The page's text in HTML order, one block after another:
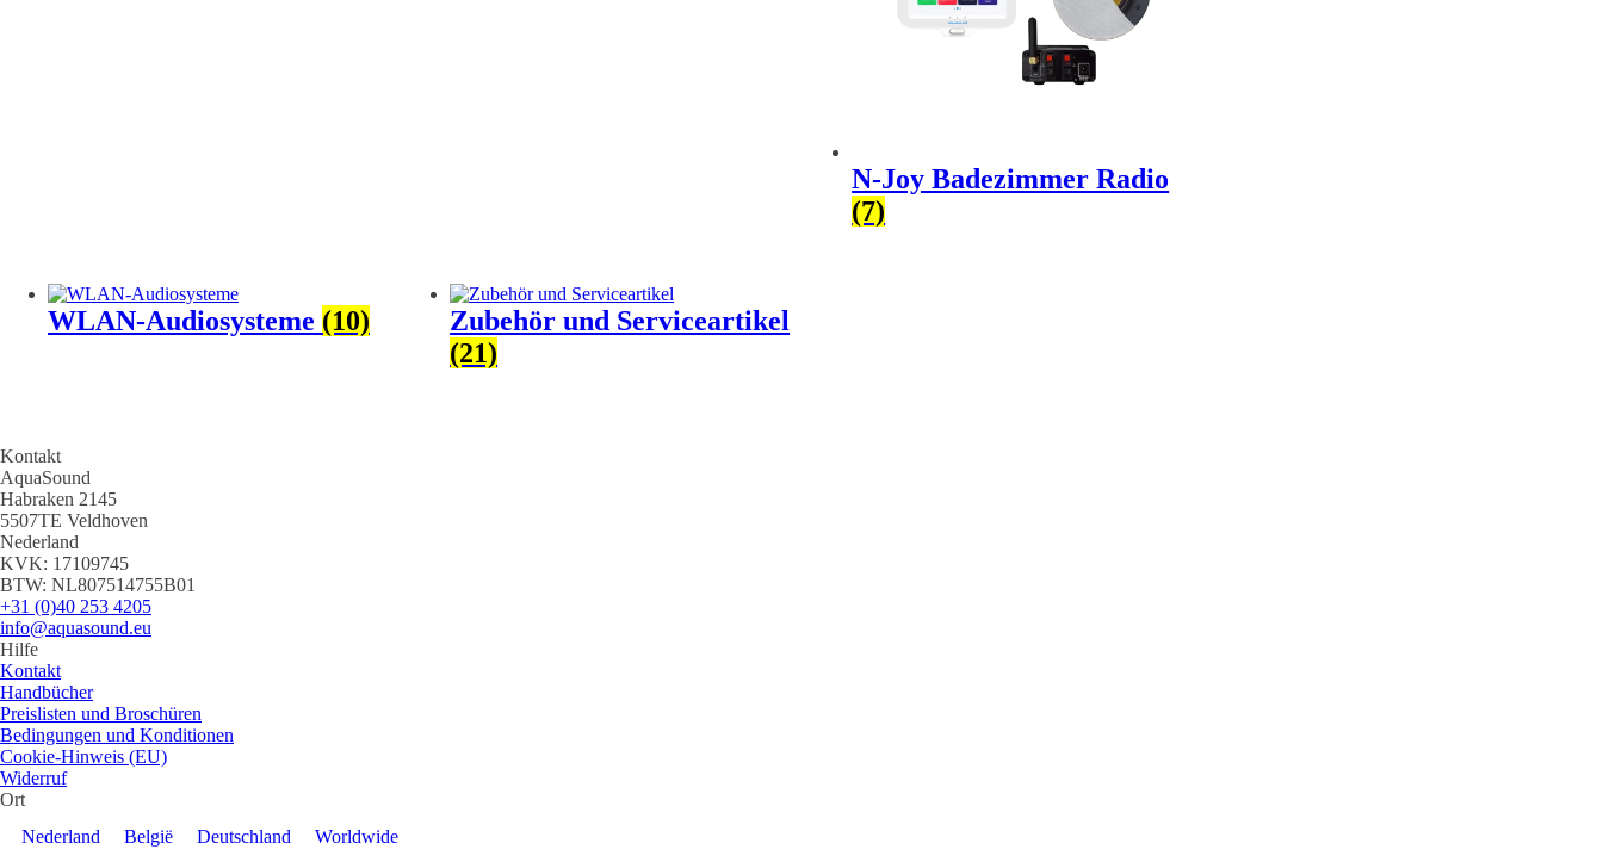
N-Joy Badezimmer Radio
(7)
WLAN-Audiosysteme (10)
Zubehör und Serviceartikel
(21)
Kontakt
AquaSound
Habraken 2145
5507TE Veldhoven
Nederland
KVK: 17109745
BTW: NL807514755B01
+31 (0)40 253 4205
info@aquasound.eu
Hilfe
Kontakt
Handbücher
Preislisten und Broschüren
Bedingungen und Konditionen
Cookie-Hinweis (EU)
Widerruf
Ort
Nederland
België Deutschland
Worldwide